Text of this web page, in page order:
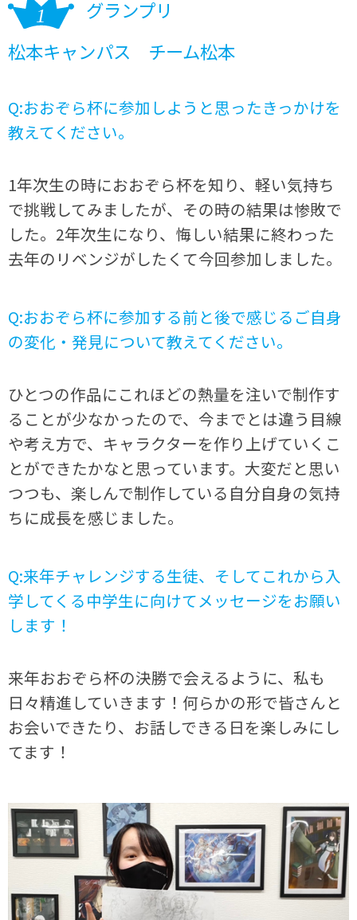
グランプリ
松本キャンパス チーム松本
Q:おおぞら杯に参加しようと思ったきっかけを
教えてください。
1年次生の時におおぞら杯を知り、軽い気持ち
で挑戦してみましたが、その時の結果は惨敗で
した。2年次生になり、悔しい結果に終わった
去年のリベンジがしたくて今回参加しました。
Q:おおぞら杯に参加する前と後で感じるご自身
の変化・発見について教えてください。
ひとつの作品にこれほどの熱量を注いで制作す
ることが少なかったので、今までとは違う目線
や考え方で、キャラクターを作り上げていくこ
とができたかなと思っています。大変だと思い
つつも、楽しんで制作している自分自身の気持
ちに成長を感じました。
Q:来年チャレンジする生徒、そしてこれから入
学してくる中学生に向けてメッセージをお願い
します！
来年おおぞら杯の決勝で会えるように、私も
日々精進していきます！何らかの形で皆さんと
お会いできたり、お話しできる日を楽しみにし
てます！